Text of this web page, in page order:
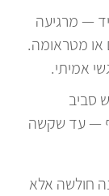
— מרגיעה
מטראומה.
אמיתי.
סביב
— עד שקשה
חולשה אלא